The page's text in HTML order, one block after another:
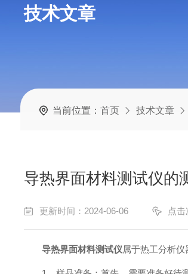
技术文章
当前位置： 首页 技术文章
导热界面材料测试仪的
更新时间：2024-06-06 点
导热界面材料测试仪属于热工分析